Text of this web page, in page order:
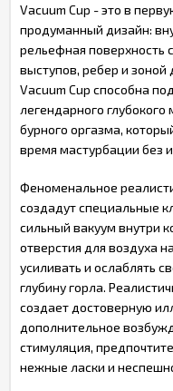
Vacuum Cup - это в
продуманный дизайн:
рельефная поверхность
выступов, ребер и зоной
Vacuum Cup способна
легендарного
бурного оргазма,
время мастурбации без
Феноменальное
создадут специальные
сильный вакуум внутри
отверстия для воздуха
усиливать и ослаблять
глубину горла.
создает достоверную
дополнительное
стимуляция,
нежные ласки и